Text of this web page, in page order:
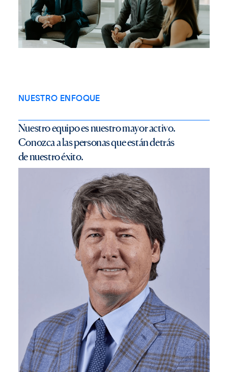
NUESTRO ENFOQUE
Nuestroequipoesnuestromayoractivo.
Conozcaalaspersonasqueestándetrás
denuestroéxito.